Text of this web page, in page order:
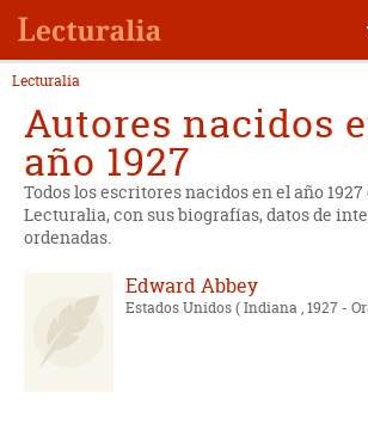
Lecturalia
Autores nacidos
año 1927
Todos los escritores nacidos en el año
Lecturalia, con sus biografías, datos de
ordenadas.
Edward Abbey
Estados Unidos( Indiana , 1927 -